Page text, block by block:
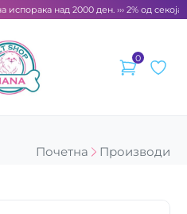
над 2000 ден. ››› 2% од секоја
0
Почетна
Производи